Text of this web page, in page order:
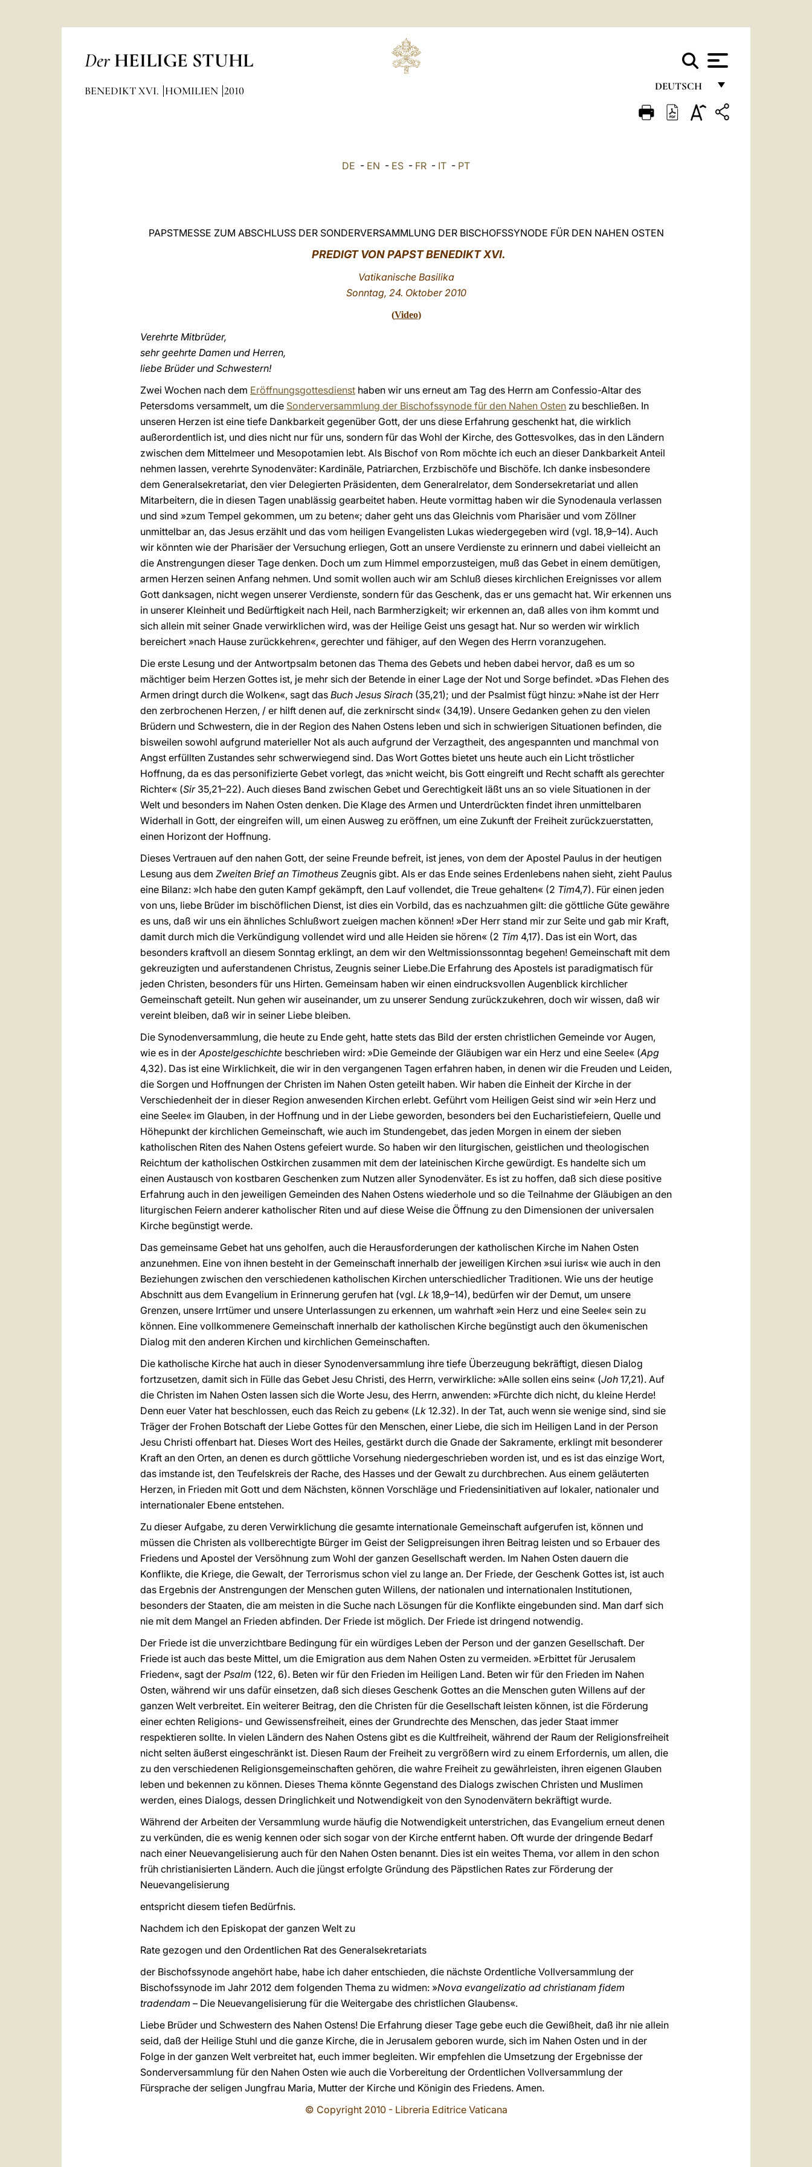
Der HEILIGE STUHL
DEUTSCH
FRANÇAIS
DEUTSCH
BENEDIKT XVI. HOMILIEN 2010
DE - EN - ES - FR - IT - PT
PAPSTMESSE ZUM ABSCHLUSS DER SONDERVERSAMMLUNG DER BISCHOFSSYNODE FÜR DEN NAHEN OSTEN
PREDIGT VON PAPST BENEDIKT XVI.
Vatikanische Basilika
Sonntag, 24. Oktober 2010
(Video)
Verehrte Mitbrüder,
sehr geehrte Damen und Herren,
liebe Brüder und Schwestern!
Zwei Wochen nach dem Eröffnungsgottesdienst haben wir uns erneut am Tag des Herrn am Confessio-Altar des
Petersdoms versammelt, um die Sonderversammlung der Bischofssynode für den Nahen Osten zu beschließen. In
unseren Herzen ist eine tiefe Dankbarkeit gegenüber Gott, der uns diese Erfahrung geschenkt hat, die wirklich
außerordentlich ist, und dies nicht nur für uns, sondern für das Wohl der Kirche, des Gottesvolkes, das in den Ländern
zwischen dem Mittelmeer und Mesopotamien lebt. Als Bischof von Rom möchte ich euch an dieser Dankbarkeit Anteil
nehmen lassen, verehrte Synodenväter: Kardinäle, Patriarchen, Erzbischöfe und Bischöfe. Ich danke insbesondere
dem Generalsekretariat, den vier Delegierten Präsidenten, dem Generalrelator, dem Sondersekretariat und allen
Mitarbeitern, die in diesen Tagen unablässig gearbeitet haben. Heute vormittag haben wir die Synodenaula verlassen
und sind »zum Tempel gekommen, um zu beten«; daher geht uns das Gleichnis vom Pharisäer und vom Zöllner
unmittelbar an, das Jesus erzählt und das vom heiligen Evangelisten Lukas wiedergegeben wird (vgl. 18,9–14). Auch
wir könnten wie der Pharisäer der Versuchung erliegen, Gott an unsere Verdienste zu erinnern und dabei vielleicht an
die Anstrengungen dieser Tage denken. Doch um zum Himmel emporzusteigen, muß das Gebet in einem demütigen,
armen Herzen seinen Anfang nehmen. Und somit wollen auch wir am Schluß dieses kirchlichen Ereignisses vor allem
Gott danksagen, nicht wegen unserer Verdienste, sondern für das Geschenk, das er uns gemacht hat. Wir erkennen uns
in unserer Kleinheit und Bedürftigkeit nach Heil, nach Barmherzigkeit; wir erkennen an, daß alles von ihm kommt und
sich allein mit seiner Gnade verwirklichen wird, was der Heilige Geist uns gesagt hat. Nur so werden wir wirklich
bereichert »nach Hause zurückkehren«, gerechter und fähiger, auf den Wegen des Herrn voranzugehen.
Die erste Lesung und der Antwortpsalm betonen das Thema des Gebets und heben dabei hervor, daß es um so
mächtiger beim Herzen Gottes ist, je mehr sich der Betende in einer Lage der Not und Sorge befindet. »Das Flehen des
Armen dringt durch die Wolken«, sagt das Buch Jesus Sirach (35,21); und der Psalmist fügt hinzu: »Nahe ist der Herr
den zerbrochenen Herzen, / er hilft denen auf, die zerknirscht sind« (34,19). Unsere Gedanken gehen zu den vielen
Brüdern und Schwestern, die in der Region des Nahen Ostens leben und sich in schwierigen Situationen befinden, die
bisweilen sowohl aufgrund materieller Not als auch aufgrund der Verzagtheit, des angespannten und manchmal von
Angst erfüllten Zustandes sehr schwerwiegend sind. Das Wort Gottes bietet uns heute auch ein Licht tröstlicher
Hoffnung, da es das personifizierte Gebet vorlegt, das »nicht weicht, bis Gott eingreift und Recht schafft als gerechter
Richter« (Sir 35,21–22). Auch dieses Band zwischen Gebet und Gerechtigkeit läßt uns an so viele Situationen in der
Welt und besonders im Nahen Osten denken. Die Klage des Armen und Unterdrückten findet ihren unmittelbaren
Widerhall in Gott, der eingreifen will, um einen Ausweg zu eröffnen, um eine Zukunft der Freiheit zurückzuerstatten,
einen Horizont der Hoffnung.
Dieses Vertrauen auf den nahen Gott, der seine Freunde befreit, ist jenes, von dem der Apostel Paulus in der heutigen
Lesung aus dem Zweiten Brief an Timotheus Zeugnis gibt. Als er das Ende seines Erdenlebens nahen sieht, zieht Paulus
eine Bilanz: »Ich habe den guten Kampf gekämpft, den Lauf vollendet, die Treue gehalten« (2 Tim4,7). Für einen jeden
von uns, liebe Brüder im bischöflichen Dienst, ist dies ein Vorbild, das es nachzuahmen gilt: die göttliche Güte gewähre
es uns, daß wir uns ein ähnliches Schlußwort zueigen machen können! »Der Herr stand mir zur Seite und gab mir Kraft,
damit durch mich die Verkündigung vollendet wird und alle Heiden sie hören« (2 Tim 4,17). Das ist ein Wort, das
besonders kraftvoll an diesem Sonntag erklingt, an dem wir den Weltmissionssonntag begehen! Gemeinschaft mit dem
gekreuzigten und auferstandenen Christus, Zeugnis seiner Liebe.Die Erfahrung des Apostels ist paradigmatisch für
jeden Christen, besonders für uns Hirten. Gemeinsam haben wir einen eindrucksvollen Augenblick kirchlicher
Gemeinschaft geteilt. Nun gehen wir auseinander, um zu unserer Sendung zurückzukehren, doch wir wissen, daß wir
vereint bleiben, daß wir in seiner Liebe bleiben.
Die Synodenversammlung, die heute zu Ende geht, hatte stets das Bild der ersten christlichen Gemeinde vor Augen,
wie es in derApostelgeschichte beschrieben wird: »Die Gemeinde der Gläubigen war ein Herz und eine Seele« (Apg
4,32). Das ist eine Wirklichkeit, die wir in den vergangenen Tagen erfahren haben, in denen wir die Freuden und Leiden,
die Sorgen und Hoffnungen der Christen im Nahen Osten geteilt haben. Wir haben die Einheit der Kirche in der
Verschiedenheit der in dieser Region anwesenden Kirchen erlebt. Geführt vom Heiligen Geist sind wir »ein Herz und
eine Seele« im Glauben, in der Hoffnung und in der Liebe geworden, besonders bei den Eucharistiefeiern, Quelle und
Höhepunkt der kirchlichen Gemeinschaft, wie auch im Stundengebet, das jeden Morgen in einem der sieben
katholischen Riten des Nahen Ostens gefeiert wurde. So haben wir den liturgischen, geistlichen und theologischen
Reichtum der katholischen Ostkirchen zusammen mit dem der lateinischen Kirche gewürdigt. Es handelte sich um
einen Austausch von kostbaren Geschenken zum Nutzen aller Synodenväter. Es ist zu hoffen, daß sich diese positive
Erfahrung auch in den jeweiligen Gemeinden des Nahen Ostens wiederhole und so die Teilnahme der Gläubigen an den
liturgischen Feiern anderer katholischer Riten und auf diese Weise die Öffnung zu den Dimensionen der universalen
Kirche begünstigt werde.
Das gemeinsame Gebet hat uns geholfen, auch die Herausforderungen der katholischen Kirche im Nahen Osten
anzunehmen. Eine von ihnen besteht in der Gemeinschaft innerhalb der jeweiligen Kirchen »sui iuris« wie auch in den
Beziehungen zwischen den verschiedenen katholischen Kirchen unterschiedlicher Traditionen. Wie uns der heutige
Abschnitt aus dem Evangelium in Erinnerung gerufen hat (vgl. Lk 18,9–14), bedürfen wir der Demut, um unsere
Grenzen, unsere Irrtümer und unsere Unterlassungen zu erkennen, um wahrhaft »ein Herz und eine Seele« sein zu
können. Eine vollkommenere Gemeinschaft innerhalb der katholischen Kirche begünstigt auch den ökumenischen
Dialog mit den anderen Kirchen und kirchlichen Gemeinschaften.
Die katholische Kirche hat auch in dieser Synodenversammlung ihre tiefe Überzeugung bekräftigt, diesen Dialog
fortzusetzen, damit sich in Fülle das Gebet Jesu Christi, des Herrn, verwirkliche: »Alle sollen eins sein« (Joh 17,21). Auf
die Christen im Nahen Osten lassen sich die Worte Jesu, des Herrn, anwenden: »Fürchte dich nicht, du kleine Herde!
Denn euer Vater hat beschlossen, euch das Reich zu geben« (Lk 12.32). In der Tat, auch wenn sie wenige sind, sind sie
Träger der Frohen Botschaft der Liebe Gottes für den Menschen, einer Liebe, die sich im Heiligen Land in der Person
Jesu Christi offenbart hat. Dieses Wort des Heiles, gestärkt durch die Gnade der Sakramente, erklingt mit besonderer
Kraft an den Orten, an denen es durch göttliche Vorsehung niedergeschrieben worden ist, und es ist das einzige Wort,
das imstande ist, den Teufelskreis der Rache, des Hasses und der Gewalt zu durchbrechen. Aus einem geläuterten
Herzen, in Frieden mit Gott und dem Nächsten, können Vorschläge und Friedensinitiativen auf lokaler, nationaler und
internationaler Ebene entstehen.
Zu dieser Aufgabe, zu deren Verwirklichung die gesamte internationale Gemeinschaft aufgerufen ist, können und
müssen die Christen als vollberechtigte Bürger im Geist der Seligpreisungen ihren Beitrag leisten und so Erbauer des
Friedens und Apostel der Versöhnung zum Wohl der ganzen Gesellschaft werden. Im Nahen Osten dauern die
Konflikte, die Kriege, die Gewalt, der Terrorismus schon viel zu lange an. Der Friede, der Geschenk Gottes ist, ist auch
das Ergebnis der Anstrengungen der Menschen guten Willens, der nationalen und internationalen Institutionen,
besonders der Staaten, die am meisten in die Suche nach Lösungen für die Konflikte eingebunden sind. Man darf sich
nie mit dem Mangel an Frieden abfinden. Der Friede ist möglich. Der Friede ist dringend notwendig.
Der Friede ist die unverzichtbare Bedingung für ein würdiges Leben der Person und der ganzen Gesellschaft. Der
Friede ist auch das beste Mittel, um die Emigration aus dem Nahen Osten zu vermeiden. »Erbittet für Jerusalem
Frieden«, sagt der Psalm (122, 6). Beten wir für den Frieden im Heiligen Land. Beten wir für den Frieden im Nahen
Osten, während wir uns dafür einsetzen, daß sich dieses Geschenk Gottes an die Menschen guten Willens auf der
ganzen Welt verbreitet. Ein weiterer Beitrag, den die Christen für die Gesellschaft leisten können, ist die Förderung
einer echten Religions- und Gewissensfreiheit, eines der Grundrechte des Menschen, das jeder Staat immer
respektieren sollte. In vielen Ländern des Nahen Ostens gibt es die Kultfreiheit, während der Raum der Religionsfreiheit
nicht selten äußerst eingeschränkt ist. Diesen Raum der Freiheit zu vergrößern wird zu einem Erfordernis, um allen, die
zu den verschiedenen Religionsgemeinschaften gehören, die wahre Freiheit zu gewährleisten, ihren eigenen Glauben
leben und bekennen zu können. Dieses Thema könnte Gegenstand des Dialogs zwischen Christen und Muslimen
werden, eines Dialogs, dessen Dringlichkeit und Notwendigkeit von den Synodenvätern bekräftigt wurde.
Während der Arbeiten der Versammlung wurde häufig die Notwendigkeit unterstrichen, das Evangelium erneut denen
zu verkünden, die es wenig kennen oder sich sogar von der Kirche entfernt haben. Oft wurde der dringende Bedarf
nach einer Neuevangelisierung auch für den Nahen Osten benannt. Dies ist ein weites Thema, vor allem in den schon
früh christianisierten Ländern. Auch die jüngst erfolgte Gründung des Päpstlichen Rates zur Förderung der
Neuevangelisierung
entspricht diesem tiefen Bedürfnis.
Nachdem ich den Episkopat der ganzen Welt zu
Rate gezogen und den Ordentlichen Rat des Generalsekretariats
der Bischofssynode angehört habe, habe ich daher entschieden, die nächste Ordentliche Vollversammlung der
Bischofssynode im Jahr 2012 dem folgenden Thema zu widmen: »Nova evangelizatio ad christianam fidem
tradendam – Die Neuevangelisierung für die Weitergabe des christlichen Glaubens«.
Liebe Brüder und Schwestern des Nahen Ostens! Die Erfahrung dieser Tage gebe euch die Gewißheit, daß ihr nie allein
seid, daß der Heilige Stuhl und die ganze Kirche, die in Jerusalem geboren wurde, sich im Nahen Osten und in der
Folge in der ganzen Welt verbreitet hat, euch immer begleiten. Wir empfehlen die Umsetzung der Ergebnisse der
Sonderversammlung für den Nahen Osten wie auch die Vorbereitung der Ordentlichen Vollversammlung der
Fürsprache der seligen Jungfrau Maria, Mutter der Kirche und Königin des Friedens. Amen.
© Copyright 2010 - Libreria Editrice Vaticana